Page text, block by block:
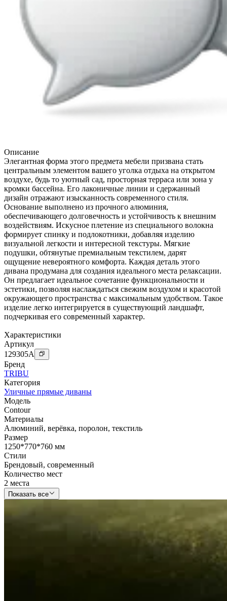
Описание
Элегантная форма этого предмета мебели призвана стать
центральным элементом вашего уголка отдыха на открытом
воздухе, будь то уютный сад, просторная терраса или зона у
кромки бассейна. Его лаконичные линии и сдержанный
дизайн отражают изысканность современного стиля.
Основание выполнено из прочного алюминия,
обеспечивающего долговечность и устойчивость к внешним
воздействиям. Искусное плетение из специального волокна
формирует спинку и подлокотники, добавляя изделию
визуальной легкости и интересной текстуры. Мягкие
подушки, обтянутые премиальным текстилем, дарят
ощущение невероятного комфорта. Каждая деталь этого
дивана продумана для создания идеального места релаксации.
Он предлагает идеальное сочетание функциональности и
эстетики, позволяя наслаждаться свежим воздухом и красотой
окружающего пространства с максимальным удобством. Такое
изделие легко интегрируется в существующий ландшафт,
подчеркивая его современный характер.
Характеристики
Артикул
129305A
Бренд
TRIBU
Категория
Уличные прямые диваны
Модель
Contour
Материалы
Алюминий, верёвка, поролон, текстиль
Размер
1250*770*760 мм
Стили
Брендовый, современный
Количество мест
2 места
Показать все